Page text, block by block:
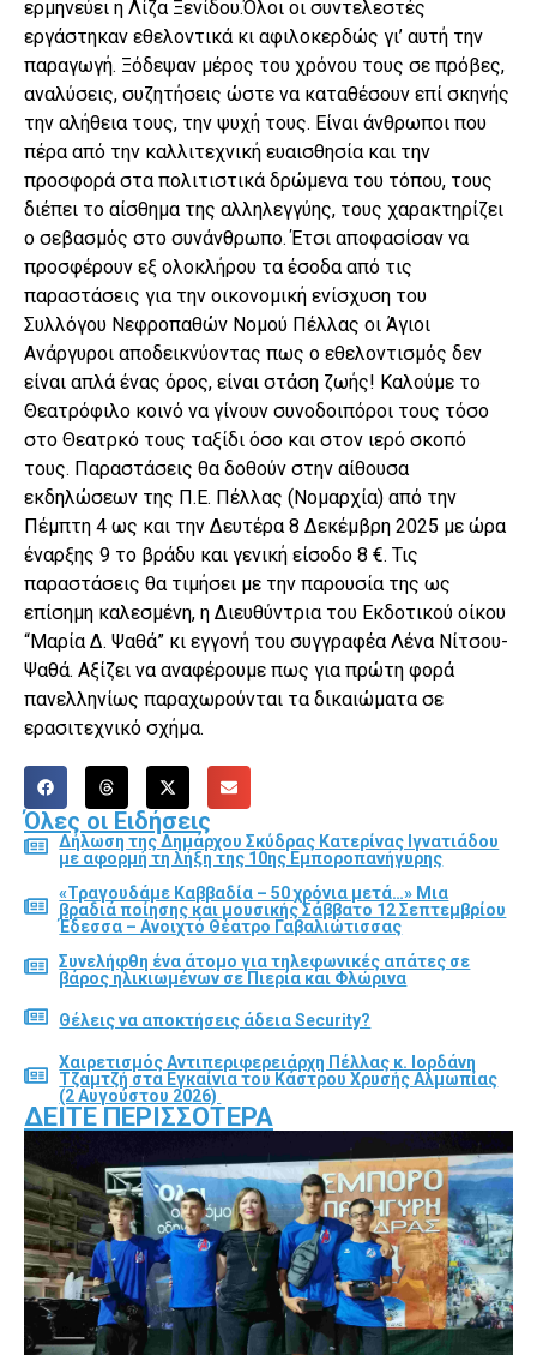
ερμηνεύει η Λίζα Ξενίδου.Όλοι οι συντελεστές
εργάστηκαν εθελοντικά κι αφιλοκερδώς γι’ αυτή την
παραγωγή. Ξόδεψαν μέρος του χρόνου τους σε πρόβες,
αναλύσεις, συζητήσεις ώστε να καταθέσουν επί σκηνής
την αλήθεια τους, την ψυχή τους. Είναι άνθρωποι που
πέρα από την καλλιτεχνική ευαισθησία και την
προσφορά στα πολιτιστικά δρώμενα του τόπου, τους
διέπει το αίσθημα της αλληλεγγύης, τους χαρακτηρίζει
ο σεβασμός στο συνάνθρωπο. Έτσι αποφασίσαν να
προσφέρουν εξ ολοκλήρου τα έσοδα από τις
παραστάσεις για την οικονομική ενίσχυση του
Συλλόγου Νεφροπαθών Νομού Πέλλας οι Άγιοι
Ανάργυροι αποδεικνύοντας πως ο εθελοντισμός δεν
είναι απλά ένας όρος, είναι στάση ζωής! Καλούμε το
Θεατρόφιλο κοινό να γίνουν συνοδοιπόροι τους τόσο
στο Θεατρκό τους ταξίδι όσο και στον ιερό σκοπό
τους. Παραστάσεις θα δοθούν στην αίθουσα
εκδηλώσεων της Π.Ε. Πέλλας (Νομαρχία) από την
Πέμπτη 4 ως και την Δευτέρα 8 Δεκέμβρη 2025 με ώρα
έναρξης 9 το βράδυ και γενική είσοδο 8 €. Τις
παραστάσεις θα τιμήσει με την παρουσία της ως
επίσημη καλεσμένη, η Διευθύντρια του Εκδοτικού οίκου
“Μαρία Δ. Ψαθά” κι εγγονή του συγγραφέα Λένα Νίτσου-
Ψαθά. Αξίζει να αναφέρουμε πως για πρώτη φορά
πανελληνίως παραχωρούνται τα δικαιώματα σε
ερασιτεχνικό σχήμα.
Όλες οι Ειδήσεις
Δήλωση της Δημάρχου Σκύδρας Κατερίνας Ιγνατιάδου
με αφορμή τη λήξη της 10ης Εμποροπανήγυρης
«Τραγουδάμε Καββαδία – 50 χρόνια μετά…» Μια
βραδιά ποίησης και μουσικής Σάββατο 12 Σεπτεμβρίου
Έδεσσα – Ανοιχτό Θέατρο Γαβαλιώτισσας
Συνελήφθη ένα άτομο για τηλεφωνικές απάτες σε
βάρος ηλικιωμένων σε Πιερία και Φλώρινα
Θέλεις να αποκτήσεις άδεια Security?
Χαιρετισμός Αντιπεριφερειάρχη Πέλλας κ. Ιορδάνη
Τζαμτζή στα Εγκαίνια του Κάστρου Χρυσής Αλμωπίας
(2 Αυγούστου 2026)
ΔΕΊΤΕ ΠΕΡΙΣΣΌΤΕΡΑ